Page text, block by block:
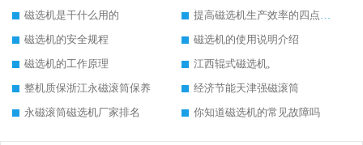
磁选机是干什么用的
提高磁选机生产效率的四点方法
磁选机的安全规程
磁选机的使用说明介绍
磁选机的工作原理
江西辊式磁选机,
整机质保浙江永磁滚筒保养
经济节能天津强磁滚筒
永磁滚筒磁选机厂家排名
你知道磁选机的常见故障吗